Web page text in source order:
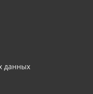
данных